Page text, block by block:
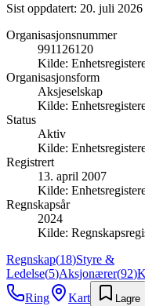
Sist oppdatert: 20. juli 2026
Organisasjonsnummer
991126120
Kilde:
Organisasjonsform
Aksjeselskap
Kilde:
Status
Aktiv
Kilde:
Registrert
13. april 2007
Kilde:
Regnskapsår
2024
Kilde:
Regnskap(18)Styre &
Ledelse(5)Aksjonærer(92)
Ring
Kart Lagre